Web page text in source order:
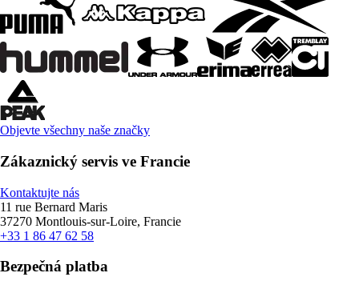
Objevte všechny naše značky
Zákaznický servis ve Francie
Kontaktujte nás
11 rue Bernard Maris
37270 Montlouis-sur-Loire, Francie
+33 1 86 47 62 58
Bezpečná platba